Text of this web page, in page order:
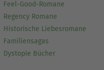
Feel-Good-Romane
Regency Romane
Historische Liebesromane
Familiensagas
Dystopie Bücher